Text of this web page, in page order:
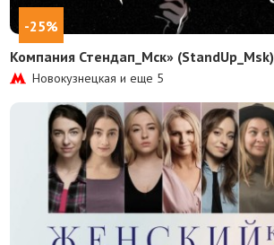
-25%
Компания Стендап_Мск» (StandUp_Msk)
Новокузнецкая и еще 5